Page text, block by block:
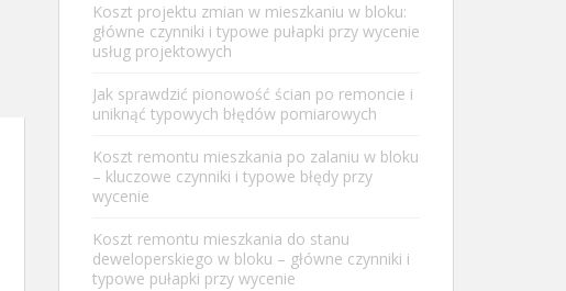
Koszt projektu zmian w mieszkaniu w bloku:
główne czynniki i typowe pułapki przy wycenie
usług projektowych
Jak sprawdzić pionowość ścian po remoncie i
uniknąć typowych błędów pomiarowych
Koszt remontu mieszkania po zalaniu w bloku
– kluczowe czynniki i typowe błędy przy
wycenie
Koszt remontu mieszkania do stanu
deweloperskiego w bloku – główne czynniki i
typowe pułapki przy wycenie